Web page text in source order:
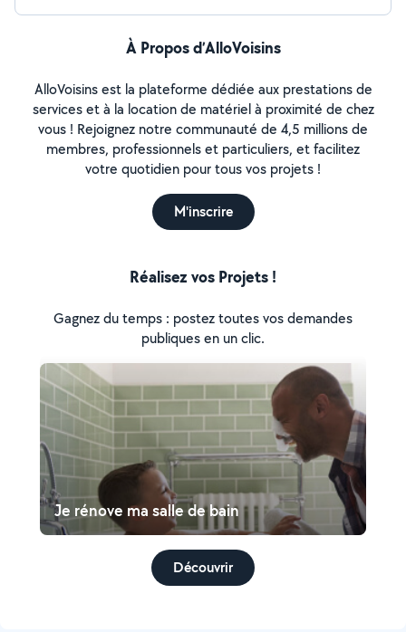
À Propos d’AlloVoisins
AlloVoisins est la plateforme dédiée aux prestations de
services et à la location de matériel à proximité de chez
vous ! Rejoignez notre communauté de 4,5 millions de
membres, professionnels et particuliers, et facilitez
votre quotidien pour tous vos projets !
M'inscrire
Réalisez vos Projets !
Gagnez du temps : postez toutes vos demandes
publiques en un clic.
Je rénove ma salle de bain
Découvrir